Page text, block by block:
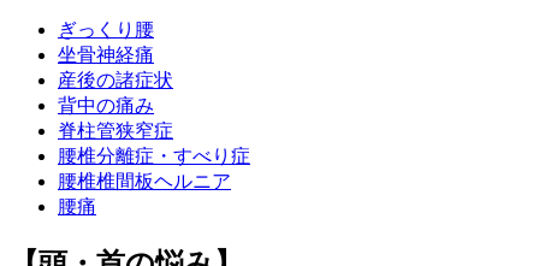
ぎっくり腰
坐骨神経痛
産後の諸症状
背中の痛み
脊柱管狭窄症
腰椎分離症・すべり症
腰椎椎間板ヘルニア
腰痛